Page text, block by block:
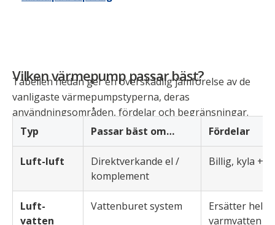
Vilken värmepump passar bäst?
Tabellen nedan ger en överskådlig jämförelse av de
vanligaste värmepumpstyperna, deras
användningsområden, fördelar och begränsningar.
Typ
Passar bäst om… Fördelar
Luft-luft
Direktverkande el /
komplement
Billig, kyla +
Luft-
vatten
Vattenburet system
Ersätter helt
varmvatten